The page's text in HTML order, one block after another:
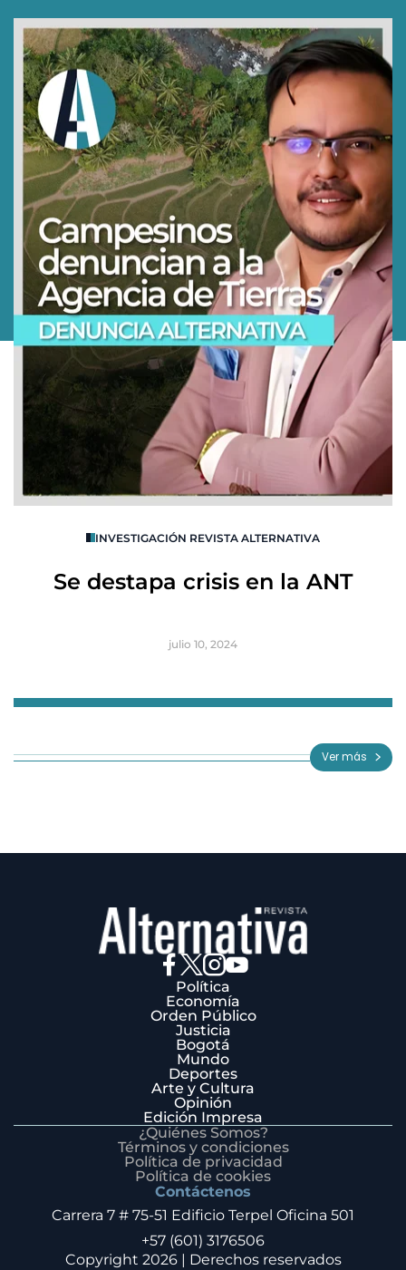
INVESTIGACIÓN REVISTA ALTERNATIVA
Se destapa crisis en la ANT
julio 10, 2024
3
Ver más
Política
Economía
Orden Público
Justicia
Bogotá
Mundo
Deportes
Arte y Cultura
Opinión
Edición Impresa
¿Quiénes Somos?
Términos y condiciones
Política de privacidad
Política de cookies
Contáctenos
Carrera 7 # 75-51 Edificio Terpel Oficina 501
+57 (601) 3176506
Copyright 2026 | Derechos reservados